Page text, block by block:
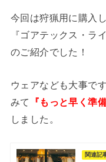
今回は狩猟用に購入
『ゴアテックス・ラ
のご紹介でした！
ウェアなども大事で
みて
『もっと早く準
しました。
関連記